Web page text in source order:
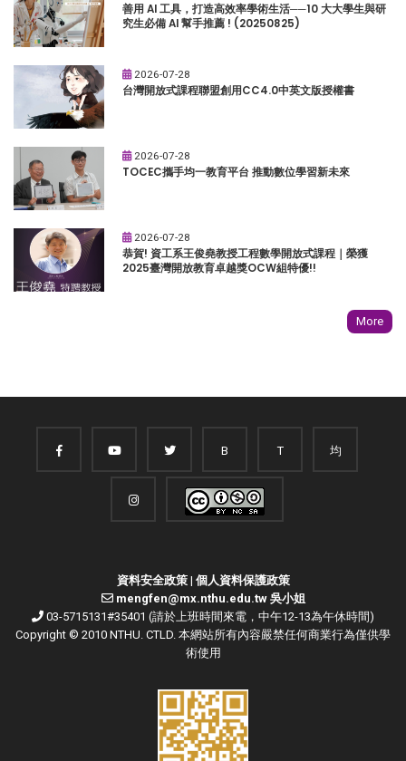
善用 AI 工具，打造高效率學術生活──10 大大學生與研
究生必備 AI 幫手推薦 ! (20250825)
2026-07-28
台灣開放式課程聯盟創用CC4.0中英文版授權書
2026-07-28
TOCEC攜手均一教育平台 推動數位學習新未來
2026-07-28
恭賀! 資工系王俊堯教授工程數學開放式課程｜榮獲
2025臺灣開放教育卓越獎OCW組特優!!
More
B T 均
資料安全政策| 個人資料保護政策
mengfen@mx.nthu.edu.tw 吳小姐
03-5715131#35401 (請於上班時間來電，中午12-13為午休時間)
Copyright © 2010 NTHU. CTLD. 本網站所有內容嚴禁任何商業行為僅供學
術使用